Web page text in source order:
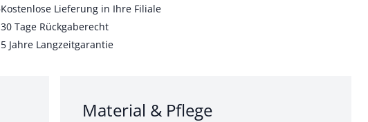
Kostenlose Lieferung in Ihre Filiale
30 Tage Rückgaberecht
5 Jahre Langzeitgarantie
Abschnitt 3 von 3:
Material & Pflege